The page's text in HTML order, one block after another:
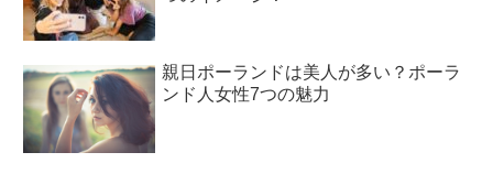
親日ポーランドは美人が多い？ポーラ
ンド人女性7つの魅力